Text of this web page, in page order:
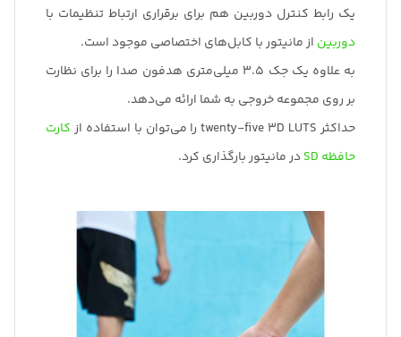
یک رابط کنترل دوربین هم برای برقراری ارتباط تنظیمات با
دوربین از مانیتور با کابل‌های اختصاصی موجود است.
به علاوه یک جک 3.5 میلی‌متری هدفون صدا را برای نظارت
بر روی مجموعه خروجی به شما ارائه می‌دهد.
حداکثر twenty-five 3D LUTS را می‌توان با استفاده از
کارت
حافظه SD
در مانیتور بارگذاری کرد.